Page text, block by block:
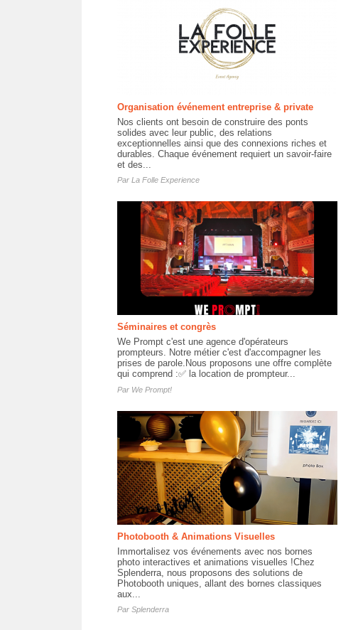
Organisation événement entreprise & private
Nos clients ont besoin de construire des ponts
solides avec leur public, des relations
exceptionnelles ainsi que des connexions riches et
durables. Chaque événement requiert un savoir-faire
et des...
Par La Folle Experience
Séminaires et congrès
We Prompt c'est une agence d'opérateurs
prompteurs. Notre métier c'est d'accompagner les
prises de parole.Nous proposons une offre complète
qui comprend :✅ la location de prompteur...
Par We Prompt!
Photobooth & Animations Visuelles
Immortalisez vos événements avec nos bornes
photo interactives et animations visuelles !Chez
Splenderra, nous proposons des solutions de
Photobooth uniques, allant des bornes classiques
aux...
Par Splenderra